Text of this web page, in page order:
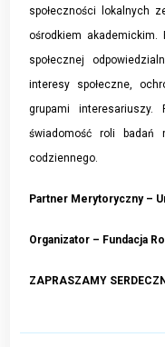
społeczności lokalnych
ośrodkiem akademickim.
społecznej
interesy społeczne,
grupami interesariuszy.
świadomość roli badań
codziennego.
Partner Merytoryczny –
Organizator – Fundacja
ZAPRASZAMY